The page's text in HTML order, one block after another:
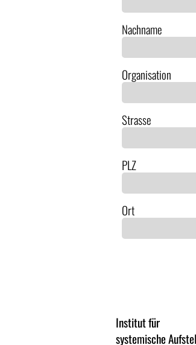
Nachname
Organisation
Strasse
PLZ
Ort
Institut für
systemische